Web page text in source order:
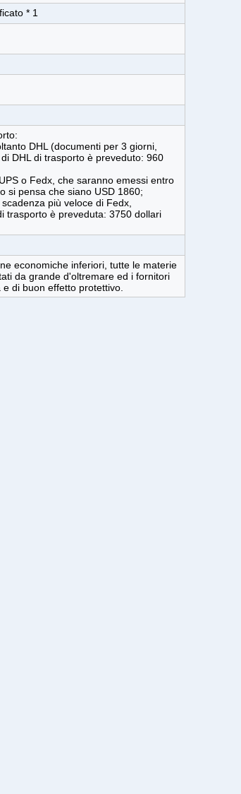
* 1
DHL (documenti per 3 giorni,
DHL di trasporto è preveduto: 960
o Fedx, che saranno emessi entro
si pensa che siano USD 1860;
più veloce di Fedx,
trasporto è preveduta: 3750 dollari
economiche inferiori, tutte le materie
da grande d'oltremare ed i fornitori
di buon effetto protettivo.